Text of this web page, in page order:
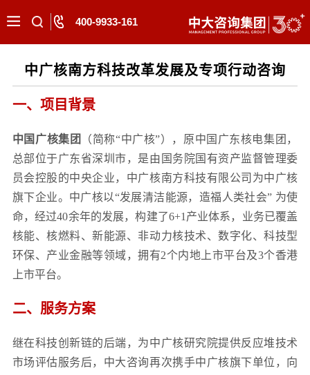
400-9933-161
中广核南方科技改革发展及专项行动咨询
一、项目背景
中国广核集团
（简称“中广核”），原中国广东核电集团，
总部位于广东省深圳市，是由国务院国有资产监督管理委
员会控股的中央企业，中广核南方科技有限公司为中广核
旗下企业。中广核以“发展清洁能源，造福人类社会” 为使
命，经过40余年的发展，构建了6+1产业体系，业务已覆盖
核能、核燃料、新能源、非动力核技术、数字化、科技型
环保、产业金融等领域，拥有2个内地上市平台及3个香港
上市平台。
二、服务方案
继在科技创新链的后端，为中广核研究院提供反应堆技术
市场评估服务后， 中大咨询再次携手中广核旗下单位， 向